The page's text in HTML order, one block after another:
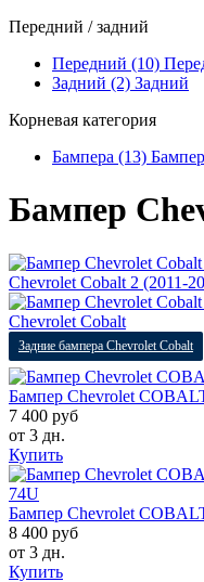
Передний / задний
Передний (10)
Задний (2) Задний
Корневая категория
Бампера (13)
Бампер
Chevrolet Cobalt 2 (2011-
Chevrolet Cobalt
Задние бампера Chevrolet Cobalt
Бампер Chevrolet
7 400 руб
от 3 дн.
Купить
Бампер Chevrolet
8 400 руб
от 3 дн.
Купить